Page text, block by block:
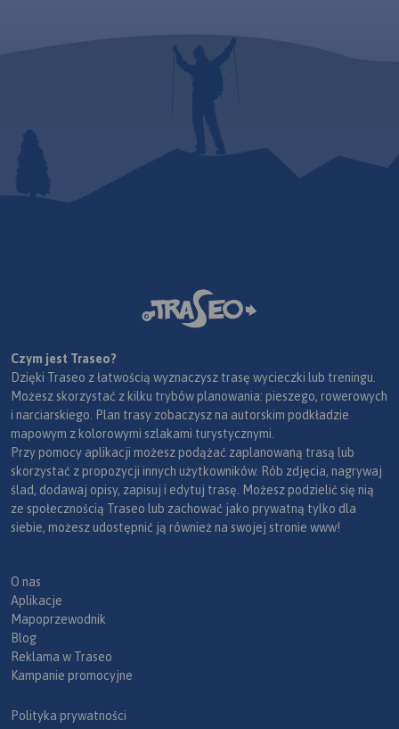
Czym jest Traseo?
Dzięki Traseo z łatwością wyznaczysz trasę wycieczki lub treningu.
Możesz skorzystać z kilku trybów planowania: pieszego, rowerowych
i narciarskiego. Plan trasy zobaczysz na autorskim podkładzie
mapowym z kolorowymi szlakami turystycznymi.
Przy pomocy aplikacji możesz podążać zaplanowaną trasą lub
skorzystać z propozycji innych użytkowników. Rób zdjęcia, nagrywaj
ślad, dodawaj opisy, zapisuj i edytuj trasę. Możesz podzielić się nią
ze społecznością Traseo lub zachować jako prywatną tylko dla
siebie, możesz udostępnić ją również na swojej stronie www!
O nas
Aplikacje
Mapoprzewodnik
Blog
Reklama w Traseo
Kampanie promocyjne
Polityka prywatności